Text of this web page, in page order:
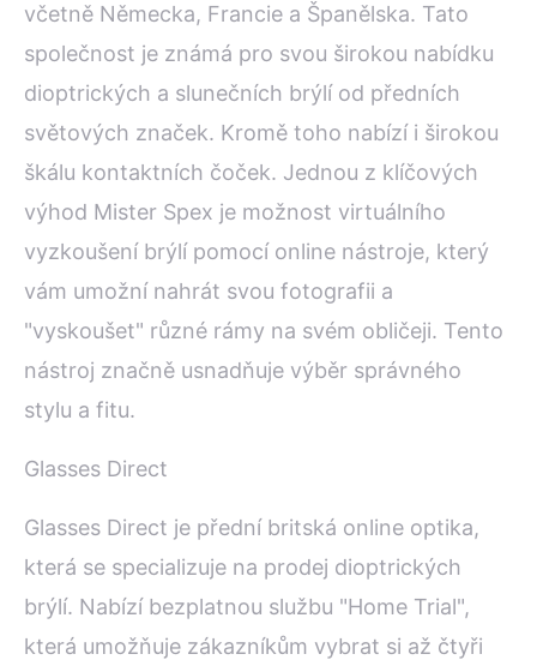
včetně Německa, Francie a Španělska. Tato
společnost je známá pro svou širokou nabídku
dioptrických a slunečních brýlí od předních
světových značek. Kromě toho nabízí i širokou
škálu kontaktních čoček. Jednou z klíčových
výhod Mister Spex je možnost virtuálního
vyzkoušení brýlí pomocí online nástroje, který
vám umožní nahrát svou fotografii a
"vyskoušet" různé rámy na svém obličeji. Tento
nástroj značně usnadňuje výběr správného
stylu a fitu.
Glasses Direct
Glasses Direct je přední britská online optika,
která se specializuje na prodej dioptrických
brýlí. Nabízí bezplatnou službu "Home Trial",
která umožňuje zákazníkům vybrat si až čtyři